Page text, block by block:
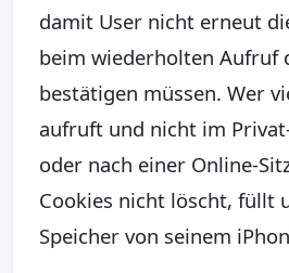
damit User nicht erneut
beim wiederholten Aufruf
bestätigen müssen. Wer
aufruft und nicht im
oder nach einer Online-
Cookies nicht löscht, füllt
Speicher von seinem